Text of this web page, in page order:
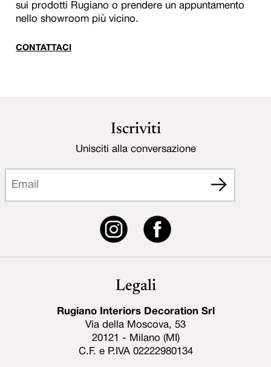
sui prodotti Rugiano o prendere un appuntamento
nello showroom più vicino.
CONTATTACI
Legali
Rugiano Interiors Decoration Srl
Via della Moscova, 53
20121 - Milano (MI)
C.F. e P.IVA 02222980134
Iscriviti
Unisciti alla conversazione